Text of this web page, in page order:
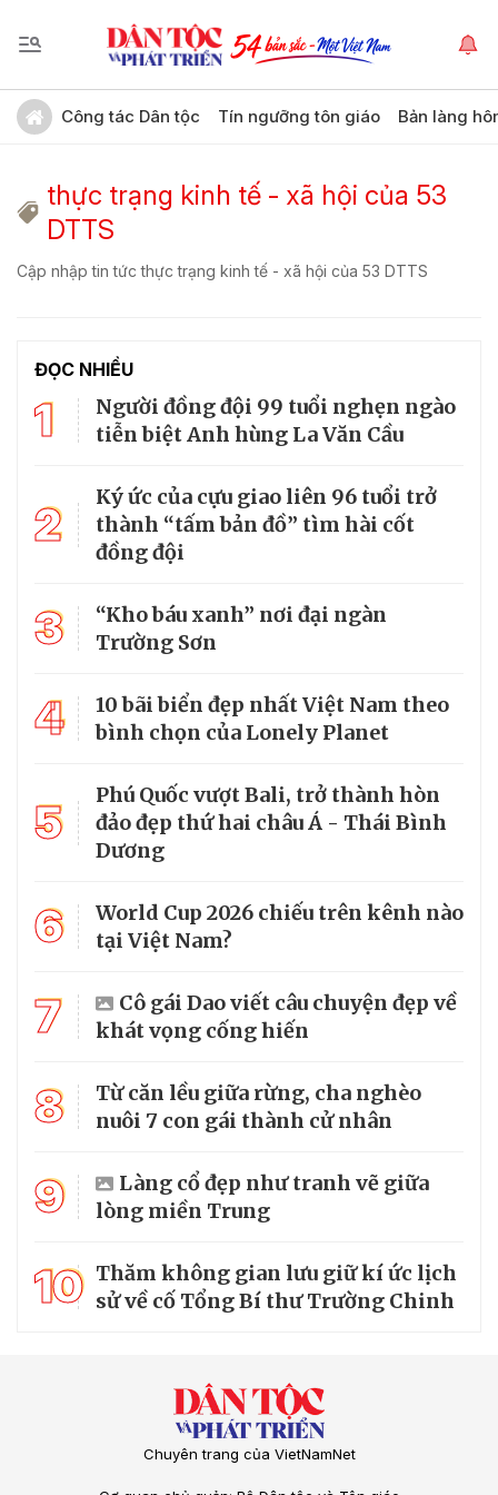
Công tác Dân tộc Tín ngưỡng tôn giáo Bản làng
thực trạng kinh tế - xã hội của 53
DTTS
Cập nhập tin tức thực trạng kinh tế - xã hội của 53 DTTS
ĐỌC NHIỀU
1
Người đồng đội 99 tuổi nghẹn ngào
tiễn biệt Anh hùng La Văn Cầu
2
Ký ức của cựu giao liên 96 tuổi trở
thành “tấm bản đồ” tìm hài cốt
đồng đội
3
“Kho báu xanh” nơi đại ngàn
Trường Sơn
4
10 bãi biển đẹp nhất Việt Nam theo
bình chọn của Lonely Planet
5
Phú Quốc vượt Bali, trở thành hòn
đảo đẹp thứ hai châu Á - Thái Bình
Dương
6
World Cup 2026 chiếu trên kênh nào
tại Việt Nam?
7
Cô gái Dao viết câu chuyện đẹp về
khát vọng cống hiến
8
Từ căn lều giữa rừng, cha nghèo
nuôi 7 con gái thành cử nhân
9
Làng cổ đẹp như tranh vẽ giữa
lòng miền Trung
10 Thăm không gian lưu giữ kí ức lịch
sử về cố Tổng Bí thư Trường Chinh
Chuyên trang của VietNamNet